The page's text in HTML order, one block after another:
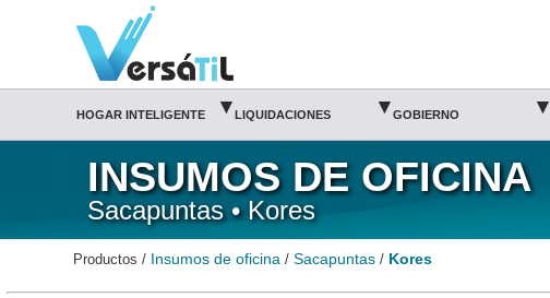
Kores/Sacapuntas/Insumos de oficina|Versátil TI
HOGAR INTELIGENTE ▾ LIQUIDACIONES ▾ GOBIERNO ▾
INSUMOS DE OFICINA
Sacapuntas • Kores
Productos / Insumos de oficina /Sacapuntas / Kores